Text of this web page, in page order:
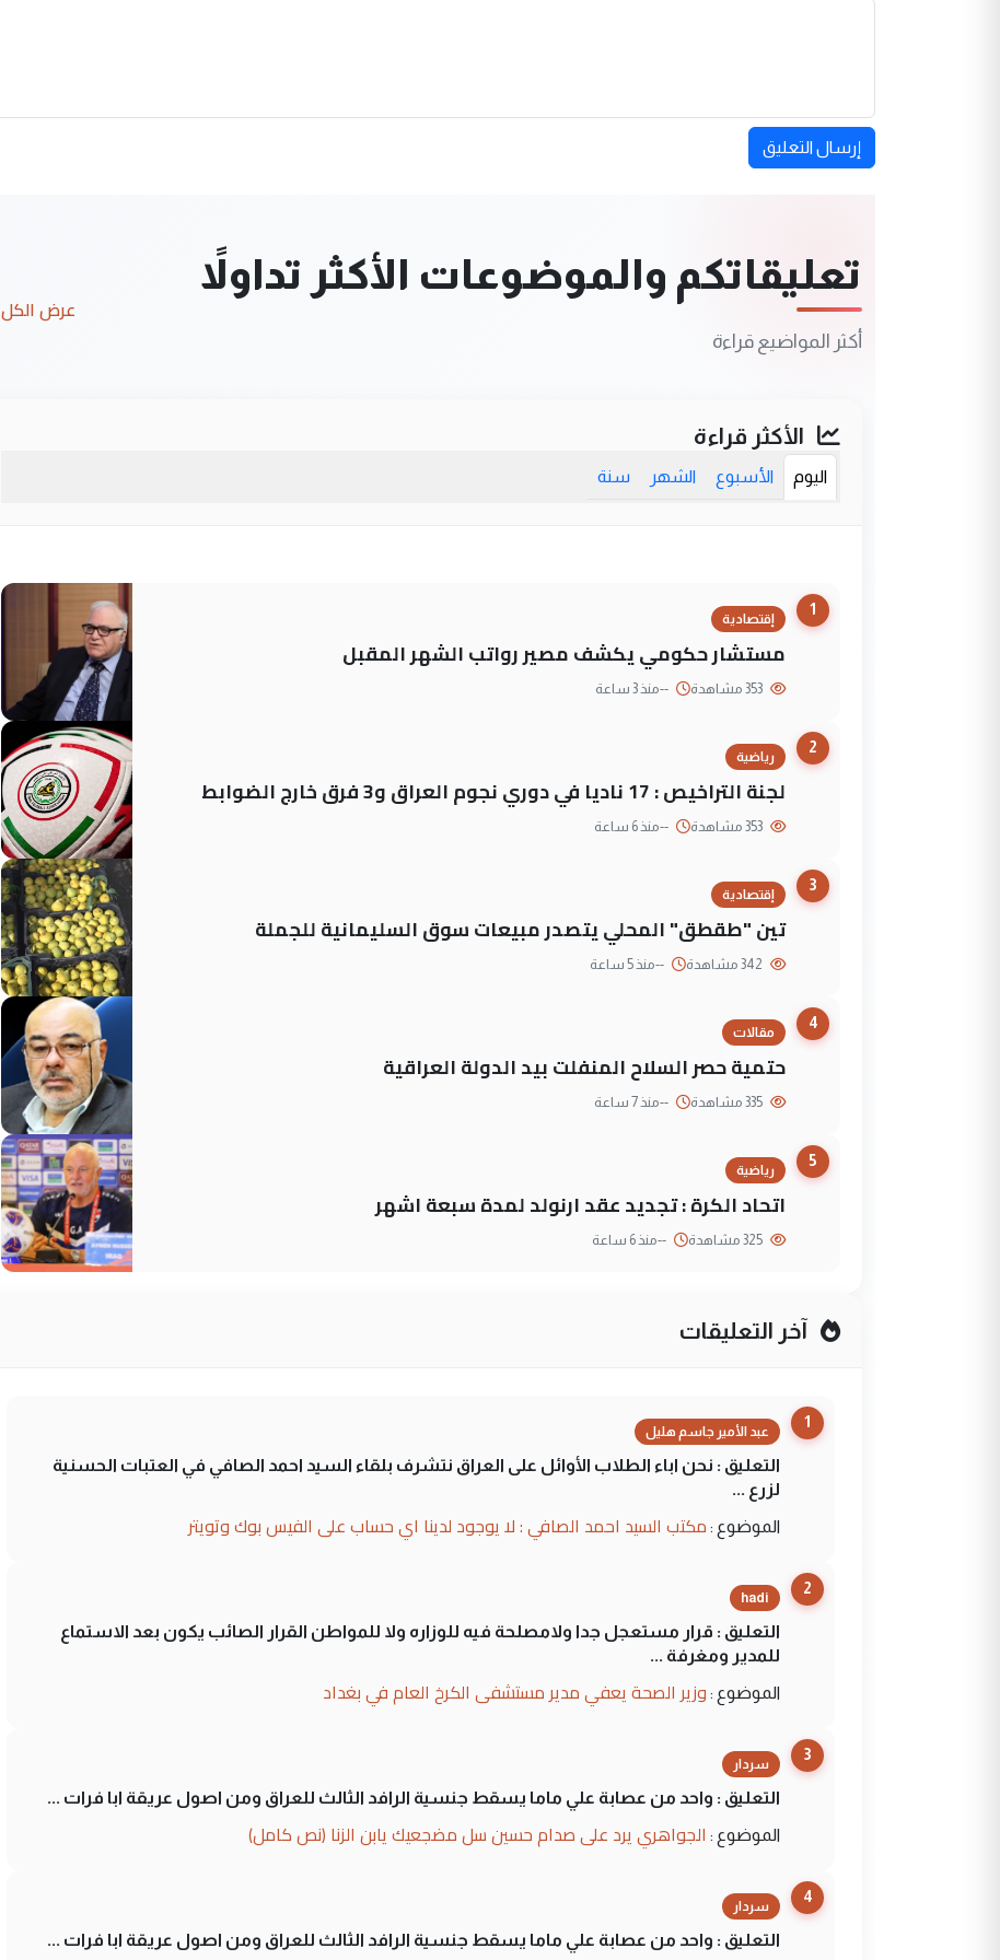
إرسال التعليق
تعليقاتكم والموضوعات الأكثر تداولاً
أكثر المواضيع قراءة
عرض الكل
الأكثر قراءة
اليوم الأسبوع الشهر سنة
1
إقتصادية
مستشار حكومي يكشف مصير رواتب الشهر المقبل
--منذ 3 ساعة
2
رياضية
لجنة التراخيص : 17 ناديا في دوري نجوم العراق و3 فرق خارج الضوابط
--منذ 6 ساعة
3
إقتصادية
تين "طقطق" المحلي يتصدر مبيعات سوق السليمانية للجملة
--منذ 5 ساعة
4
مقالات
حتمية حصر السلاح المنفلت بيد الدولة العراقية
--منذ 7 ساعة
5
رياضية
اتحاد الكرة : تجديد عقد ارنولد لمدة سبعة اشهر
--منذ 6 ساعة
آخر التعليقات
1
عبد الأمير جاسم هليل
التعليق : نحن اباء الطلاب الأوائل على العراق نتشرف بلقاء السيد احمد الصافي في العتبات الحسنية
لزرع ...
الموضوع : مكتب السيد احمد الصافي : لا يوجود لدينا اي حساب على الفيس بوك وتويتر
2
hadi
التعليق : قرار مستعجل جدا ولامصلحة فيه للوزاره ولا للمواطن القرار الصائب يكون بعد الاستماع
للمدير ومغرفة ...
الموضوع : وزير الصحة يعفي مدير مستشفى الكرخ العام في بغداد
3
سردار
التعليق : واحد من عصابة علي ماما يسقط جنسية الرافد الثالث للعراق ومن اصول عريقة ابا فرات ...
الموضوع : الجواهري يرد على صدام حسين سل مضجعيك يابن الزنا (نص كامل)
4
سردار
التعليق : واحد من عصابة علي ماما يسقط جنسية الرافد الثالث للعراق ومن اصول عريقة ابا فرات ...